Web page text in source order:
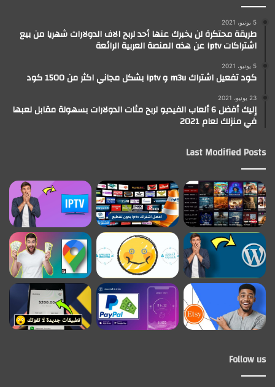
5 يونيو، 2021
طريقة محتكرة لن يخبرك عنها أحد لربح الاف الدولارات شهريا من بيع
اشتراكات iptv عن هذه المنصة العربية الرائعة
5 يونيو، 2021
كود تفعيل اشتراك m3u و iptv بشكل مجاني اكثر من 1500 كود
23 يونيو، 2021
إليك أفضل 6 ألعاب الفيديو لربح مئات الدولارات بسهولة مقابل لعبها
في منزلك لعام 2021
Last Modified Posts
Follow us